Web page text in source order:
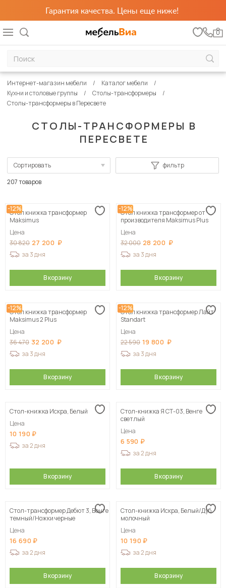
Гарантия качества. Цены еще ниже!
0
СТОЛЫ-ТРАНСФОРМЕРЫ В
ПЕРЕСВЕТЕ
Интернет-магазин мебели
Каталог мебели
Кухни и столовые группы
Столы-трансформеры
Столы-трансформеры в Пересвете
Сортировать
Сначала дорогие
фильтр
207 товаров
-12%
Стол книжка трансформер
Maksimus
Цена
30 820 27 200
за 3 дня
В корзину
-12%
Стол книжка трансформер от
производителя Maksimus Plus
Цена
32 000 28 200
за 3 дня
В корзину
-12%
Стол книжка трансформер
Maksimus 2 Plus
Цена
36 470 32 200
за 3 дня
В корзину
-12%
Стол книжка трансформер Лайт
Standart
Цена
22 590 19 800
за 3 дня
В корзину
Стол-книжка Искра, Белый
Цена
10 190
за 2 дня
В корзину
Стол-книжка Я СТ-03, Венге
светлый
Цена
6 590
за 2 дня
В корзину
Стол-трансформер Дебют 3, Венге
темный/Ножки черные
Цена
16 690
за 2 дня
В корзину
Стол-книжка Искра, Белый/Дуб
молочный
Цена
10 190
за 2 дня
В корзину